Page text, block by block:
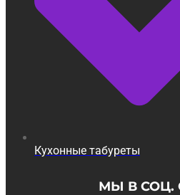
Кухонные табуреты
МЫ В СОЦ.